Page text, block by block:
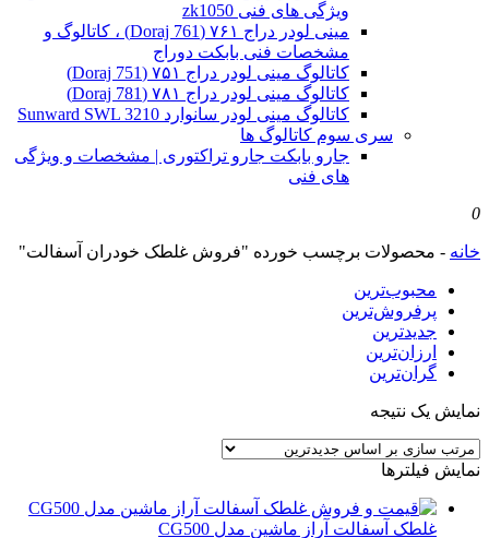
ویژگی های فنی zk1050
مینی لودر دراج ۷۶۱ (Doraj 761) ، کاتالوگ و
مشخصات فنی بابکت دوراج
کاتالوگ مینی لودر دراج ۷۵۱ (Doraj 751)
کاتالوگ مینی لودر دراج ۷۸۱ (Doraj 781)
کاتالوگ مینی لودر سانوارد Sunward SWL 3210
سری سوم کاتالوگ ها
جارو بابکت جارو تراکتوری | مشخصات و ویژگی
های فنی
0
خانه - محصولات برچسب خورده "فروش غلطک خودران آسفالت"
محبوب‌ترین
پرفروش‌ترین
جدیدترین
ارزان‌ترین
گران‌ترین
نمایش یک نتیجه
نمایش فیلترها
غلطک آسفالت آراز ماشین مدل CG500